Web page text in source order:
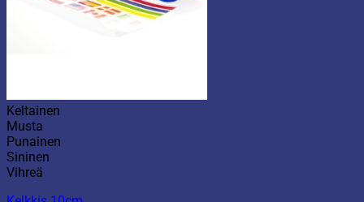
Keltainen
Musta
Punainen
Sininen
Vihreä